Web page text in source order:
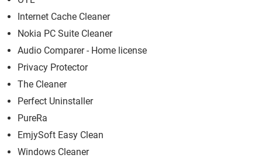
Internet Cache Cleaner
Nokia PC Suite Cleaner
Audio Comparer - Home license
Privacy Protector
The Cleaner
Perfect Uninstaller
PureRa
EmjySoft Easy Clean
Windows Cleaner